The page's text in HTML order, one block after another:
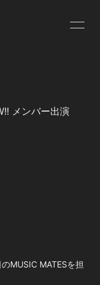
メンバー出演
MUSIC MATESを担